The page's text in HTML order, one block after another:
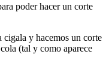
poder hacer un corte
y hacemos un corte
(tal y como aparece